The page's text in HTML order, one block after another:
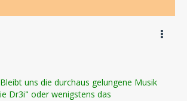
uns die durchaus gelungene Musik
Dr3i" oder wenigstens das